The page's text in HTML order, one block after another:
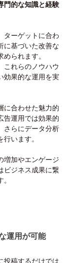
門的な知識と経験
ターゲットに合わ
に基づいた改善な
られます。
これらのノウハウ
効果的な運用を実
に合わせた魅力的
告運用では効果的
さらにデータ分析
います。
増加やエンゲージ
ビジネス成果に繋
運用が可能
投稿するだけでは